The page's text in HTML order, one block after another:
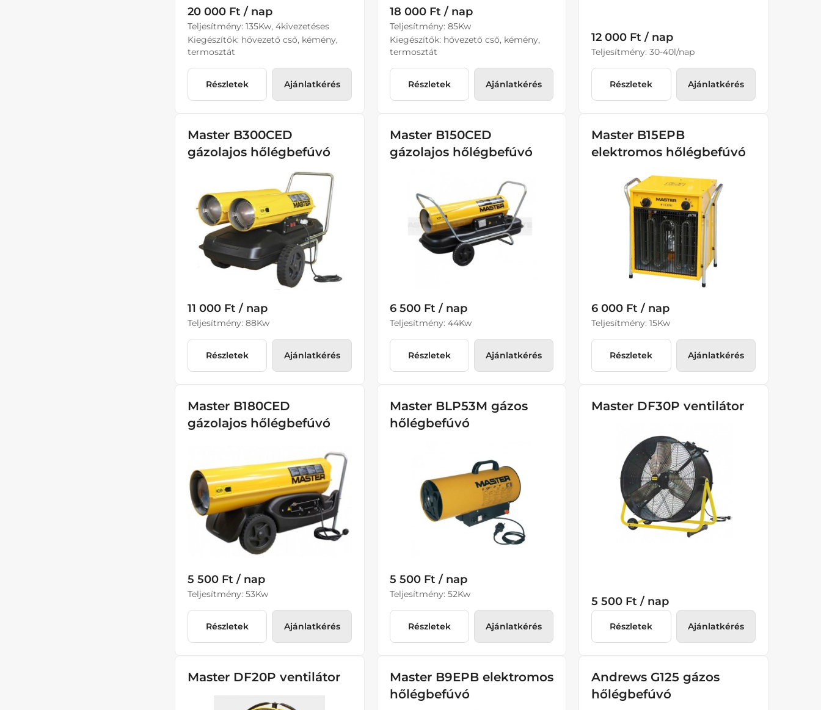
20 000 Ft / nap
Teljesítmény: 135Kw, 4kivezetéses
Kiegészítők: hővezető cső, kémény,
termosztát
Részletek Ajánlatkérés
18 000 Ft / nap
Teljesítmény: 85Kw
Kiegészítők: hővezető cső, kémény,
termosztát
Részletek Ajánlatkérés
12 000 Ft / nap
Teljesítmény: 30-40l/nap
Részletek Ajánlatkérés
Master B300CED
gázolajos hőlégbefúvó
11 000 Ft / nap
Teljesítmény: 88Kw
Részletek Ajánlatkérés
Master B150CED
gázolajos hőlégbefúvó
6 500 Ft / nap
Teljesítmény: 44Kw
Részletek Ajánlatkérés
Master B15EPB
elektromos hőlégbefúvó
6 000 Ft / nap
Teljesítmény: 15Kw
Részletek Ajánlatkérés
Master B180CED
gázolajos hőlégbefúvó
5 500 Ft / nap
Teljesítmény: 53Kw
Részletek Ajánlatkérés
Master BLP53M gázos
hőlégbefúvó
5 500 Ft / nap
Teljesítmény: 52Kw
Részletek Ajánlatkérés
Master DF30P ventilátor
5 500 Ft / nap
Részletek Ajánlatkérés
Master DF20P ventilátor
Master B9EPB elektromos
hőlégbefúvó
Andrews G125 gázos
hőlégbefúvó